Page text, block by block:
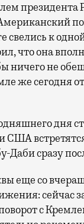
свелись к
что она
ничего не
же сегодня
дня
США
Даби сразу
еще со
сейчас
с